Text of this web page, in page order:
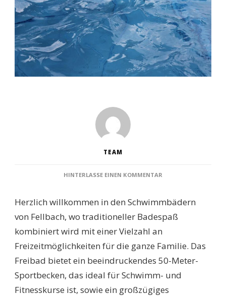
TEAM
HINTERLASSE EINEN KOMMENTAR
ENTDECKEN
DIE
FÜR
DIE
FAMILIE!
Herzlich willkommen in den Schwimmbädern
von Fellbach, wo traditioneller Badespaß
kombiniert wird mit einer Vielzahl an
Freizeitmöglichkeiten für die ganze Familie. Das
Freibad bietet ein beeindruckendes 50-Meter-
Sportbecken, das ideal für Schwimm- und
Fitnesskurse ist, sowie ein großzügiges